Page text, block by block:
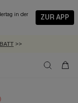
in der
ZUR APP
ARTIKEL >>
>>
€